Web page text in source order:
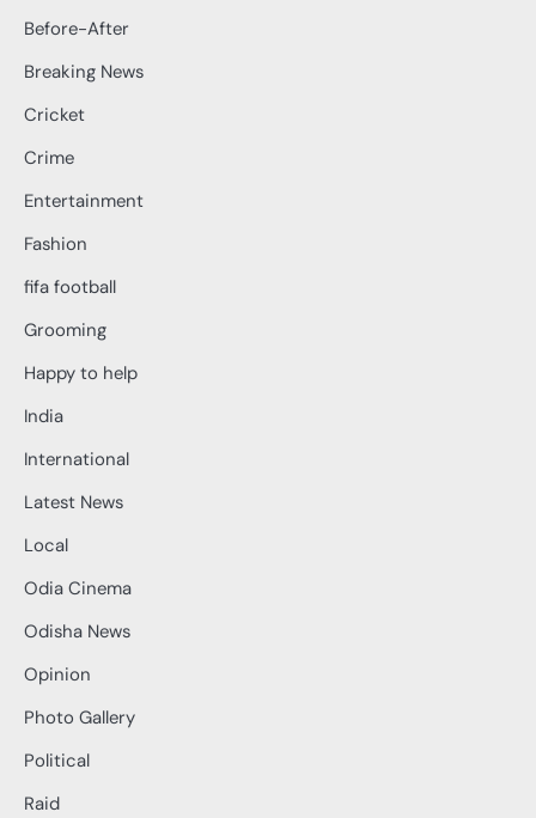
Before-After
Breaking News
Cricket
Crime
Entertainment
Fashion
fifa football
Grooming
Happy to help
India
International
Latest News
Local
Odia Cinema
Odisha News
Opinion
Photo Gallery
Political
Raid